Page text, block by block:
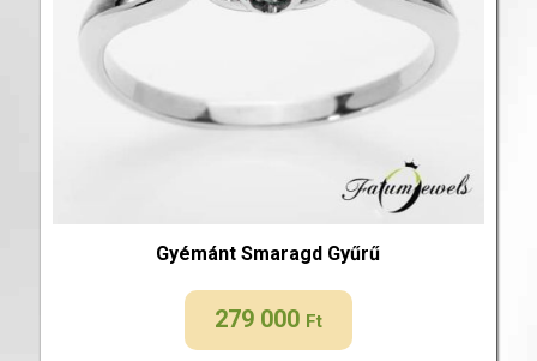
Gyémánt Smaragd Gyűrű
279 000 Ft